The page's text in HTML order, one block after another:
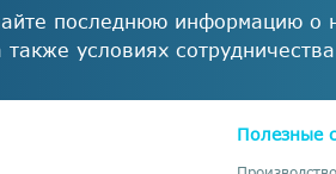
последнюю информацию о
условиях
Полезные